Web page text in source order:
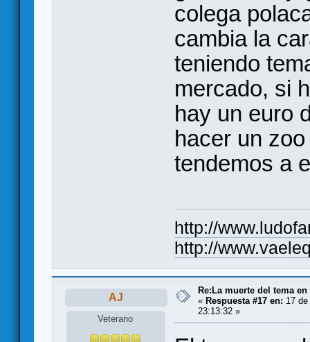
colega
cambia la
teniendo
mercado, si
hay un euro
hacer un
tendemos a
http://
http://
AJ
Veterano
Re:La muerte del tema
« Respuesta #17 en: 17
23:13:32 »